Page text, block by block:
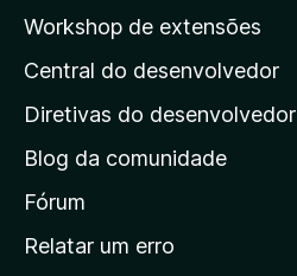
á
g
i
a
i
n
Workshop de extensões
Central do desenvolvedor
Diretivas do desenvolvedor
Blog da comunidade
Fórum
Relatar um erro